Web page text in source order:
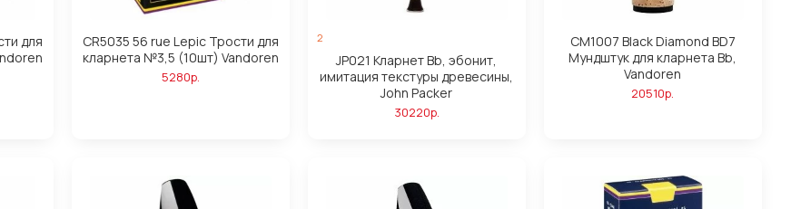
для
CR5035 56 rue Lepic Трости для
кларнета №3,5 (10шт) Vandoren
5280р.
2
JP021 Кларнет Bb, эбонит,
имитация текстуры древесины,
John Packer
30220р.
CM1007 Black Diamond BD7
Мундштук для кларнета Bb,
Vandoren
20510р.